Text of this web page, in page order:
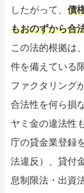
したがって、 債
もおのずから合
この法的根拠は
件を備えている
ファクタリング
合法性を何ら損
ヤミ金の違法性
庁の貸金業登録
法違反）、貸付
息制限法・出資